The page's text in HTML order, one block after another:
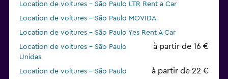
Location de voitures - São Paulo LTR Rent a Car
Location de voitures - São Paulo MOVIDA
Location de voitures - São Paulo Yes Rent A Car
Location de voitures - São Paulo
Unidas
à partir de 16 €
Location de voitures - São Paulo
à partir de 22 €